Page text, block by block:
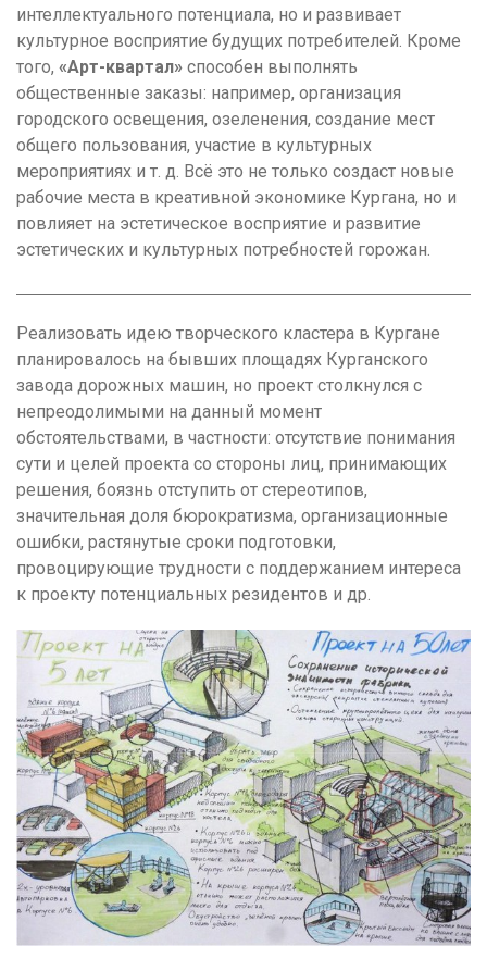
интеллектуального потенциала, но и развивает
культурное восприятие будущих потребителей. Кроме
того, «Арт-квартал» способен выполнять
общественные заказы: например, организация
городского освещения, озеленения, создание мест
общего пользования, участие в культурных
мероприятиях и т. д. Всё это не только создаст новые
рабочие места в креативной экономике Кургана, но и
повлияет на эстетическое восприятие и развитие
эстетических и культурных потребностей горожан.
Реализовать идею творческого кластера в Кургане
планировалось на бывших площадях Курганского
завода дорожных машин, но проект столкнулся с
непреодолимыми на данный момент
обстоятельствами, в частности: отсутствие понимания
сути и целей проекта со стороны лиц, принимающих
решения, боязнь отступить от стереотипов,
значительная доля бюрократизма, организационные
ошибки, растянутые сроки подготовки,
провоцирующие трудности с поддержанием интереса
к проекту потенциальных резидентов и др.